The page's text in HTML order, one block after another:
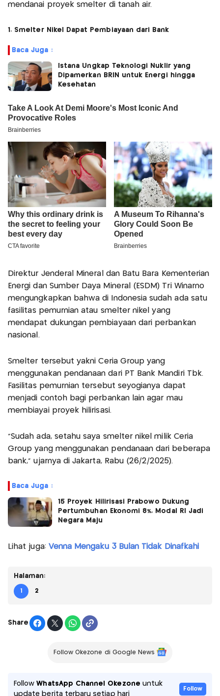
mendanai proyek smelter di tanah air.
1. Smelter Nikel Dapat Pembiayaan dari Bank
Baca Juga :
Istana Ungkap Teknologi Nuklir yang
Dipamerkan BRIN untuk Energi hingga
Kesehatan
Direktur Jenderal Mineral dan Batu Bara Kementerian
Energi dan Sumber Daya Mineral (ESDM) Tri Winarno
mengungkapkan bahwa di Indonesia sudah ada satu
fasilitas pemurnian atau smelter nikel yang
mendapat dukungan pembiayaan dari perbankan
nasional.
Smelter tersebut yakni Ceria Group yang
menggunakan pendanaan dari PT Bank Mandiri Tbk.
Fasilitas pemurnian tersebut seyogianya dapat
menjadi contoh bagi perbankan lain agar mau
membiayai proyek hilirisasi.
"Sudah ada, setahu saya smelter nikel milik Ceria
Group yang menggunakan pendanaan dari beberapa
bank," ujarnya di Jakarta, Rabu (26/2/2025).
Baca Juga :
15 Proyek Hilirisasi Prabowo Dukung
Pertumbuhan Ekonomi 8%, Modal RI Jadi
Negara Maju
Lihat juga: Venna Mengaku 3 Bulan Tidak Dinafkahi
Halaman:
1 2
Share
Follow Okezone di Google News
FollowWhatsApp Channel Okezone untuk
update berita terbaru setiap hari
Follow